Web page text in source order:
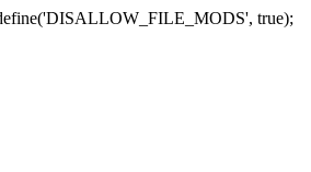
true);